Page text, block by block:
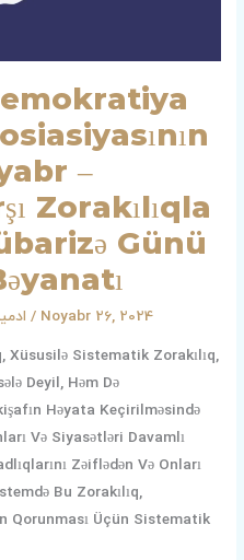
–
Zorakılıqla
Günü
ادمین/ Noyabr 26, 2024
Xüsusilə Sistematik Zorakılıq,
Deyil, Həm Də
Həyata Keçirilməsində
Və Siyasətləri Davamlı
Zəiflədən Və Onları
Bu Zorakılıq,
Qorunması Üçün Sistematik